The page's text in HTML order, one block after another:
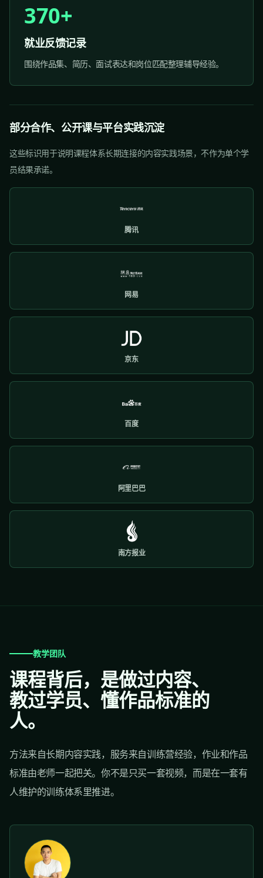
370+
就业反馈记录
围绕作品集、简历、面试表达和岗位匹配整理辅导经验。
部分合作、公开课与平台实践沉淀
这些标识用于说明课程体系长期连接的内容实践场景，不作为单个学
员结果承诺。
腾讯
网易
京东
百度
阿里巴巴
南方报业
教学团队
课程背后，是做过内容、
教过学员、懂作品标准的
人。
方法来自长期内容实践，服务来自训练营经验，作业和作品
标准由老师一起把关。你不是只买一套视频，而是在一套有
人维护的训练体系里推进。